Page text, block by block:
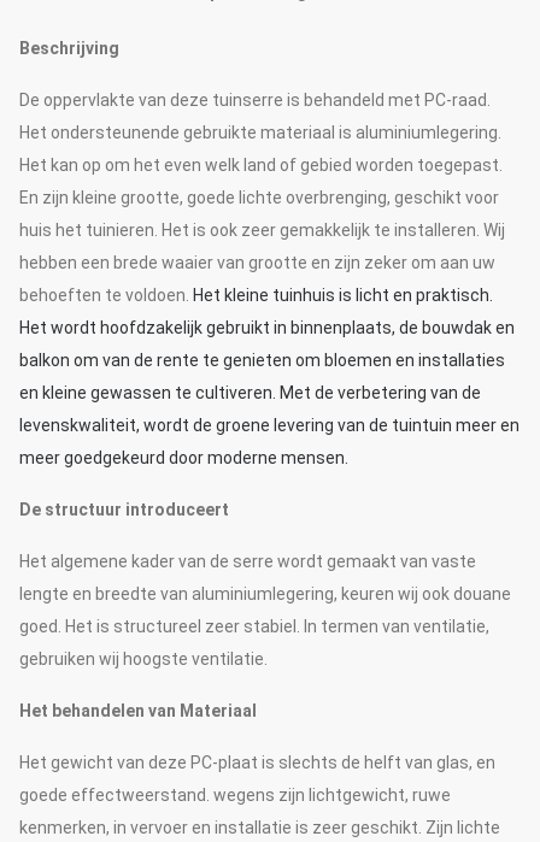
Beschrijving
De oppervlakte van deze tuinserre is behandeld met PC-raad.
Het ondersteunende gebruikte materiaal is aluminiumlegering.
Het kan op om het even welk land of gebied worden toegepast.
En zijn kleine grootte, goede lichte overbrenging, geschikt voor
huis het tuinieren. Het is ook zeer gemakkelijk te installeren. Wij
hebben een brede waaier van grootte en zijn zeker om aan uw
behoeften te voldoen. Het kleine tuinhuis is licht en praktisch.
Het wordt hoofdzakelijk gebruikt in binnenplaats, de bouwdak en
balkon om van de rente te genieten om bloemen en installaties
en kleine gewassen te cultiveren. Met de verbetering van de
levenskwaliteit, wordt de groene levering van de tuintuin meer en
meer goedgekeurd door moderne mensen.
De structuur introduceert
Het algemene kader van de serre wordt gemaakt van vaste
lengte en breedte van aluminiumlegering, keuren wij ook douane
goed. Het is structureel zeer stabiel. In termen van ventilatie,
gebruiken wij hoogste ventilatie.
Het behandelen van Materiaal
Het gewicht van deze PC-plaat is slechts de helft van glas, en
goede effectweerstand. wegens zijn lichtgewicht, ruwe
kenmerken, in vervoer en installatie is zeer geschikt. Zijn lichte